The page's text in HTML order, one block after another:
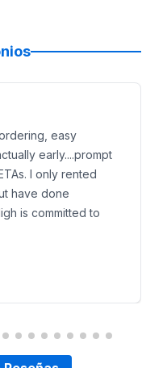
easy
early....prompt
I only rented
have done
is committed to